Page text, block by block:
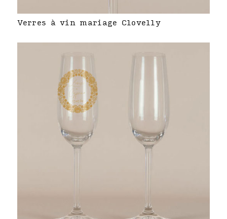
Verres à vin mariage Clovelly